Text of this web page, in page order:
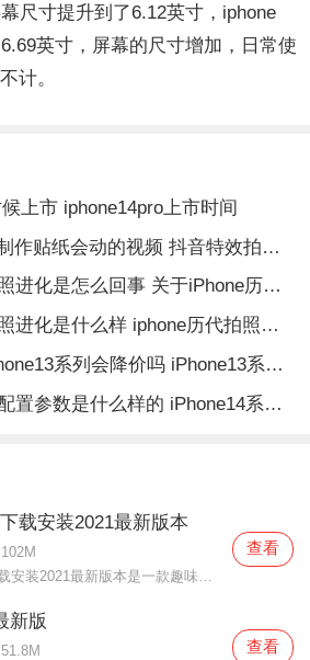
寸提升到了6.12英寸，iphone
英寸，屏幕的尺寸增加，日常使
计。
上市 iphone14pro上市时间
抖音苹果手机怎么制作贴纸会动的视频 抖音特效拍摄教程介绍
iPhone手机15年拍照进化是怎么回事 关于iPhone历代拍照的新消息
iPhone手机15年拍照进化是什么样 iphone历代拍照对比 iPhone手机拍照
iPhone14出来后iPhone13系列会降价吗 iPhone13系列会降价多少
iPhone14系列手机配置参数是什么样的 iPhone14系列手机配置参数的详细介绍
载安装2021最新版本
102M
腾讯视频下载安装2021最新版本是一款趣味性非常强的手机视频播放软件。在这款腾讯视频下载安装2021最新版本有很多当下热播的影片资源，在这里面可以看到有很多的精彩的影片，你想要观看的电视剧、电影、综艺、动漫等等统统都汇聚在这里面，影片的内容也都是非常丰富的，用户们
查看
新版
51.8M
查看